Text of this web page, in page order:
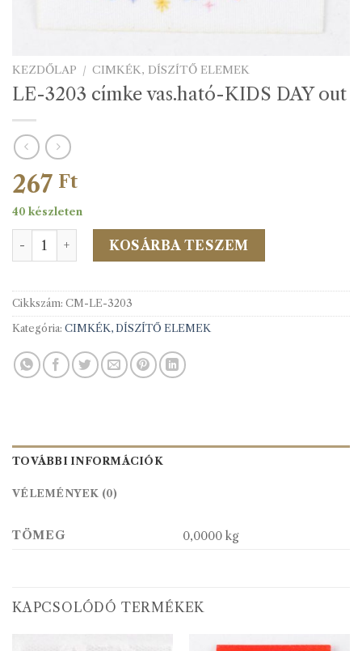
KEZDŐLAP / CIMKÉK, DÍSZÍTŐ ELEMEK
LE-3203 címke vas.ható-KIDS DAY out
267 Ft
40 készleten
LE-3203 címke vas.ható-KIDS DAY out mennyiség
KOSÁRBA TESZEM
Cikkszám: CM-LE-3203
Kategória: CIMKÉK, DÍSZÍTŐ ELEMEK
TOVÁBBI INFORMÁCIÓK
VÉLEMÉNYEK (0)
TÖMEG 0,0000 kg
KAPCSOLÓDÓ TERMÉKEK